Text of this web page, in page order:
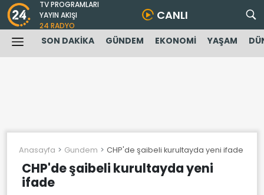
TV PROGRAMLARI
YAYIN AKIŞI
24 RADYO
CANLI
SON DAKİKA GÜNDEM EKONOMİ YAŞAM
Anasayfa Gundem CHP'de şaibeli kurultayda yeni ifade
CHP'de şaibeli kurultayda yeni
ifade